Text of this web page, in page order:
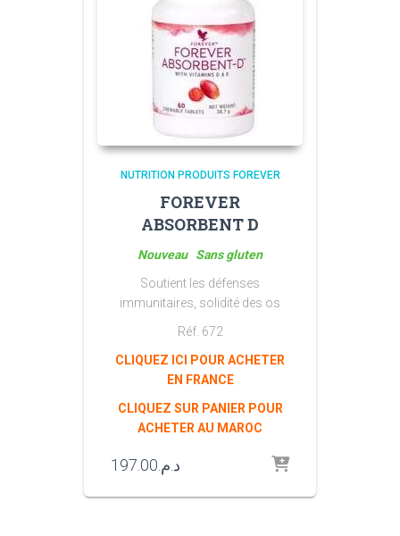
NUTRITION PRODUITS FOREVER
FOREVER
ABSORBENT D
Nouveau Sans gluten
Soutient les défenses
immunitaires, solidité des os
Réf. 672
CLIQUEZ ICI POUR ACHETER
EN FRANCE
CLIQUEZ SUR PANIER POUR
ACHETER AU MAROC
د.م. 197.00